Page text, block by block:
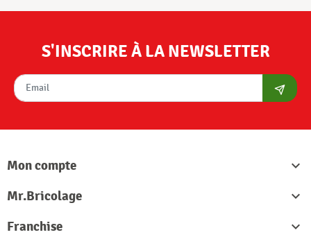
S'INSCRIRE À LA NEWSLETTER
Mon compte

Mr.Bricolage

Franchise
